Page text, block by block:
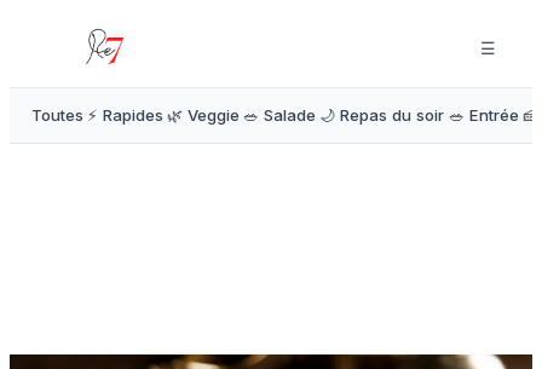
☰
Toutes ⚡ Rapides 🌿 Veggie 🥗 Salade 🌙 Repas du soir 🥗 Entrée